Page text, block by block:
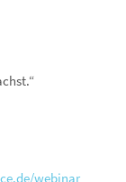
webinar